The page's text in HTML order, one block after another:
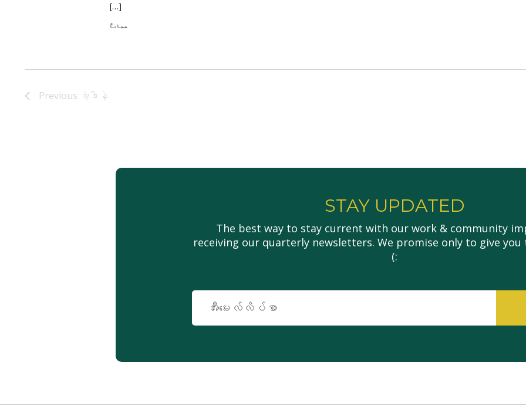
[…]
مجاناً
Previous အဲ့ဒါနဲ့
STAY UPDATED
The best way to stay current with our work & community
receiving our quarterly newsletters. We promise only to give
(:
လ်